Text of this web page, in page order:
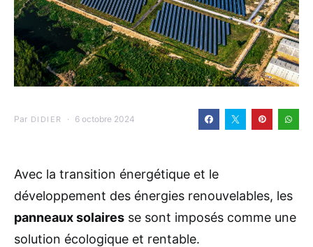
Par DIDIER 6 octobre 2024
Avec la transition énergétique et le
développement des énergies renouvelables, les
panneaux solaires se sont imposés comme une
solution écologique et rentable.